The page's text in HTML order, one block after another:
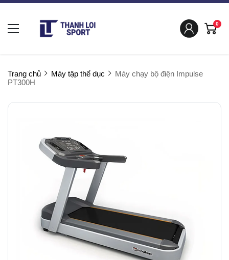
0
Trang chủ Máy tập thể dục
Máy chạy bộ điện Impulse
PT300H